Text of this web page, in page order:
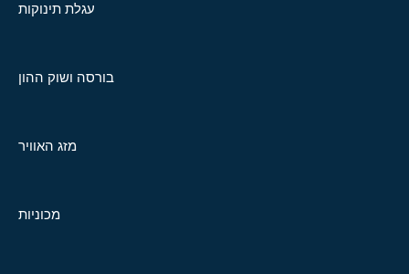
עגלת תינוקות
בורסה ושוק ההון
מזג האוויר
מכוניות